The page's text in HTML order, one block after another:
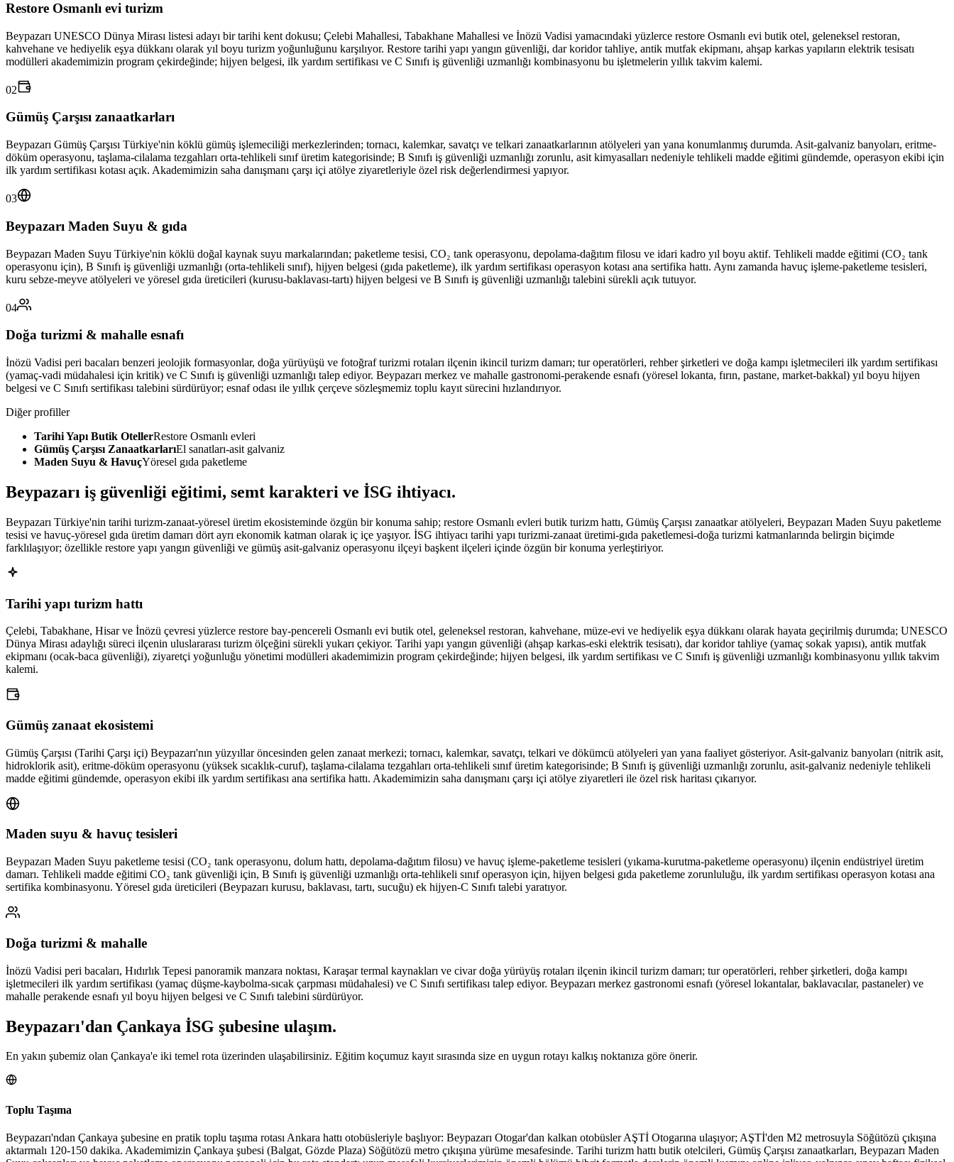
Restore Osmanlı evi turizm
Beypazarı UNESCO Dünya Mirası listesi adayı bir tarihi kent dokusu; Çelebi Mahallesi, Tabakhane Mahallesi ve İnözü Vadisi yamacındaki yüzlerce restore Osmanlı evi butik otel, geleneksel restoran,
kahvehane ve hediyelik eşya dükkanı olarak yıl boyu turizm yoğunluğunu karşılıyor. Restore tarihi yapı yangın güvenliği, dar koridor tahliye, antik mutfak ekipmanı, ahşap karkas yapıların elektrik tesisatı
modülleri akademimizin program çekirdeğinde; hijyen belgesi, ilk yardım sertifikası ve C Sınıfı iş güvenliği uzmanlığı kombinasyonu bu işletmelerin yıllık takvim kalemi.
02
Gümüş Çarşısı zanaatkarları
Beypazarı Gümüş Çarşısı Türkiye'nin köklü gümüş işlemeciliği merkezlerinden; tornacı, kalemkar, savatçı ve telkari zanaatkarlarının atölyeleri yan yana konumlanmış durumda. Asit-galvaniz banyoları, eritme-
döküm operasyonu, taşlama-cilalama tezgahları orta-tehlikeli sınıf üretim kategorisinde; B Sınıfı iş güvenliği uzmanlığı zorunlu, asit kimyasalları nedeniyle tehlikeli madde eğitimi gündemde, operasyon ekibi için
ilk yardım sertifikası kotası açık. Akademimizin saha danışmanı çarşı içi atölye ziyaretleriyle özel risk değerlendirmesi yapıyor.
03
Beypazarı Maden Suyu & gıda
Beypazarı Maden Suyu Türkiye'nin köklü doğal kaynak suyu markalarından; paketleme tesisi, CO₂ tank operasyonu, depolama-dağıtım filosu ve idari kadro yıl boyu aktif. Tehlikeli madde eğitimi (CO₂ tank
operasyonu için), B Sınıfı iş güvenliği uzmanlığı (orta-tehlikeli sınıf), hijyen belgesi (gıda paketleme), ilk yardım sertifikası operasyon kotası ana sertifika hattı. Aynı zamanda havuç işleme-paketleme tesisleri,
kuru sebze-meyve atölyeleri ve yöresel gıda üreticileri (kurusu-baklavası-tartı) hijyen belgesi ve B Sınıfı iş güvenliği uzmanlığı talebini sürekli açık tutuyor.
04
Doğa turizmi & mahalle esnafı
İnözü Vadisi peri bacaları benzeri jeolojik formasyonlar, doğa yürüyüşü ve fotoğraf turizmi rotaları ilçenin ikincil turizm damarı; tur operatörleri, rehber şirketleri ve doğa kampı işletmecileri ilk yardım sertifikası
(yamaç-vadi müdahalesi için kritik) ve C Sınıfı iş güvenliği uzmanlığı talep ediyor. Beypazarı merkez ve mahalle gastronomi-perakende esnafı (yöresel lokanta, fırın, pastane, market-bakkal) yıl boyu hijyen
belgesi ve C Sınıfı sertifikası talebini sürdürüyor; esnaf odası ile yıllık çerçeve sözleşmemiz toplu kayıt sürecini hızlandırıyor.
Diğer profiller
Tarihi Yapı Butik OtellerRestore Osmanlı evleri
Gümüş Çarşısı ZanaatkarlarıEl sanatları-asit galvaniz
Maden Suyu & HavuçYöresel gıda paketleme
Beypazarı iş güvenliği eğitimi, semt karakteri ve İSG ihtiyacı.
Beypazarı Türkiye'nin tarihi turizm-zanaat-yöresel üretim ekosisteminde özgün bir konuma sahip; restore Osmanlı evleri butik turizm hattı, Gümüş Çarşısı zanaatkar atölyeleri, Beypazarı Maden Suyu paketleme
tesisi ve havuç-yöresel gıda üretim damarı dört ayrı ekonomik katman olarak iç içe yaşıyor. İSG ihtiyacı tarihi yapı turizmi-zanaat üretimi-gıda paketlemesi-doğa turizmi katmanlarında belirgin biçimde
farklılaşıyor; özellikle restore yapı yangın güvenliği ve gümüş asit-galvaniz operasyonu ilçeyi başkent ilçeleri içinde özgün bir konuma yerleştiriyor.
Tarihi yapı turizm hattı
Çelebi, Tabakhane, Hisar ve İnözü çevresi yüzlerce restore bay-pencereli Osmanlı evi butik otel, geleneksel restoran, kahvehane, müze-evi ve hediyelik eşya dükkanı olarak hayata geçirilmiş durumda; UNESCO
Dünya Mirası adaylığı süreci ilçenin uluslararası turizm ölçeğini sürekli yukarı çekiyor. Tarihi yapı yangın güvenliği (ahşap karkas-eski elektrik tesisatı), dar koridor tahliye (yamaç sokak yapısı), antik mutfak
ekipmanı (ocak-baca güvenliği), ziyaretçi yoğunluğu yönetimi modülleri akademimizin program çekirdeğinde; hijyen belgesi, ilk yardım sertifikası ve C Sınıfı iş güvenliği uzmanlığı kombinasyonu yıllık takvim
kalemi.
Gümüş zanaat ekosistemi
Gümüş Çarşısı (Tarihi Çarşı içi) Beypazarı'nın yüzyıllar öncesinden gelen zanaat merkezi; tornacı, kalemkar, savatçı, telkari ve dökümcü atölyeleri yan yana faaliyet gösteriyor. Asit-galvaniz banyoları (nitrik asit,
hidroklorik asit), eritme-döküm operasyonu (yüksek sıcaklık-curuf), taşlama-cilalama tezgahları orta-tehlikeli sınıf üretim kategorisinde; B Sınıfı iş güvenliği uzmanlığı zorunlu, asit-galvaniz nedeniyle tehlikeli
madde eğitimi gündemde, operasyon ekibi ilk yardım sertifikası ana sertifika hattı. Akademimizin saha danışmanı çarşı içi atölye ziyaretleri ile özel risk haritası çıkarıyor.
Maden suyu & havuç tesisleri
Beypazarı Maden Suyu paketleme tesisi (CO₂ tank operasyonu, dolum hattı, depolama-dağıtım filosu) ve havuç işleme-paketleme tesisleri (yıkama-kurutma-paketleme operasyonu) ilçenin endüstriyel üretim
damarı. Tehlikeli madde eğitimi CO₂ tank güvenliği için, B Sınıfı iş güvenliği uzmanlığı orta-tehlikeli sınıf operasyon için, hijyen belgesi gıda paketleme zorunluluğu, ilk yardım sertifikası operasyon kotası ana
sertifika kombinasyonu. Yöresel gıda üreticileri (Beypazarı kurusu, baklavası, tartı, sucuğu) ek hijyen-C Sınıfı talebi yaratıyor.
Doğa turizmi & mahalle
İnözü Vadisi peri bacaları, Hıdırlık Tepesi panoramik manzara noktası, Karaşar termal kaynakları ve civar doğa yürüyüş rotaları ilçenin ikincil turizm damarı; tur operatörleri, rehber şirketleri, doğa kampı
işletmecileri ilk yardım sertifikası (yamaç düşme-kaybolma-sıcak çarpması müdahalesi) ve C Sınıfı sertifikası talep ediyor. Beypazarı merkez gastronomi esnafı (yöresel lokantalar, baklavacılar, pastaneler) ve
mahalle perakende esnafı yıl boyu hijyen belgesi ve C Sınıfı talebini sürdürüyor.
Beypazarı'dan Çankaya İSG şubesine ulaşım.
En yakın şubemiz olan Çankaya'e iki temel rota üzerinden ulaşabilirsiniz. Eğitim koçumuz kayıt sırasında size en uygun rotayı kalkış noktanıza göre önerir.
Toplu Taşıma
Beypazarı'ndan Çankaya şubesine en pratik toplu taşıma rotası Ankara hattı otobüsleriyle başlıyor: Beypazarı Otogar'dan kalkan otobüsler AŞTİ Otogarına ulaşıyor; AŞTİ'den M2 metrosuyla Söğütözü çıkışına
aktarmalı 120-150 dakika. Akademimizin Çankaya şubesi (Balgat, Gözde Plaza) Söğütözü metro çıkışına yürüme mesafesinde. Tarihi turizm hattı butik otelcileri, Gümüş Çarşısı zanaatkarları, Beypazarı Maden